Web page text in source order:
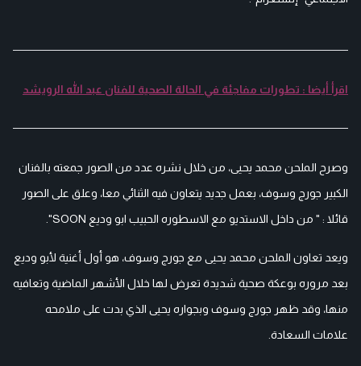
اقرأ أيضا : تطورات مفاجئة في الحالة الصحية للفنان عبد الله الرويشد
وصرح الملحن محمد يحيى، من خلال نشره عدد من الصور جمعته بالفنان
الكبير جورج وسوف، بعمل جديد يتعاون فيه الثنائي معا، وعلق على الصور
قائلا : " من داخل الاستديو مع الاسطوره الحبيب ابو وديع SOON".
ويعد تعاون الملحن محمد يحيى مع جورج وسوف، هو أول أغنية لأبو وديع
بعد مروره بوعكة صحية شديدة تعرض لها خلال الأشهر الماضية وتعافيه
منها، وقد ظهر جورج وسوف وبجواره يحيى الذي بدت على ملامحه
علامات السعادة.